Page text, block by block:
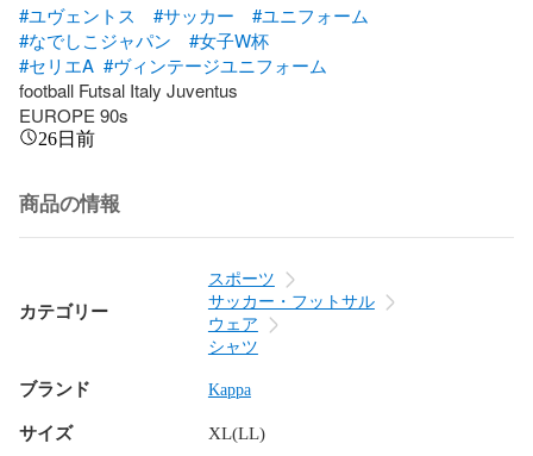
#ユヴェントス
#サッカー
#ユニフォーム
#なでしこジャパン
#女子W杯
#セリエA #ヴィンテージユニフォーム
football Futsal Italy Juventus
EUROPE 90s
26日前
商品の情報
カテゴリー
スポーツ
サッカー・フットサル
ウェア
シャツ
ブランド Kappa
サイズ XL(LL)